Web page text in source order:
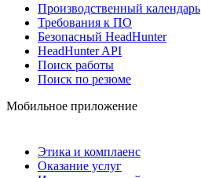
Производственный календарь
Требования к ПО
Безопасный HeadHunter
HeadHunter API
Поиск работы
Поиск по резюме
Мобильное приложение
Этика и комплаенс
Оказание услуг